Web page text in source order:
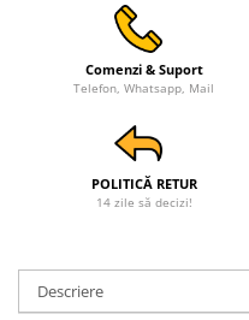
Comenzi & Suport
Telefon, Whatsapp, Mail
POLITICĂ RETUR
14 zile să decizi!
Descriere